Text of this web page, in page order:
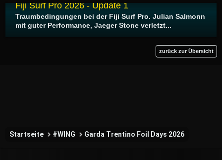
Fiji Surf Pro 2026 - Update 1
Traumbedingungen bei der Fiji Surf Pro. Julian Salmonn
mit guter Performance, Jaeger Stone verletzt...
zurück zur Übersicht
Startseite #WING Garda Trentino Foil Days 2026